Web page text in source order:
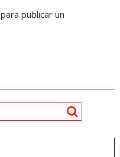
para publicar un